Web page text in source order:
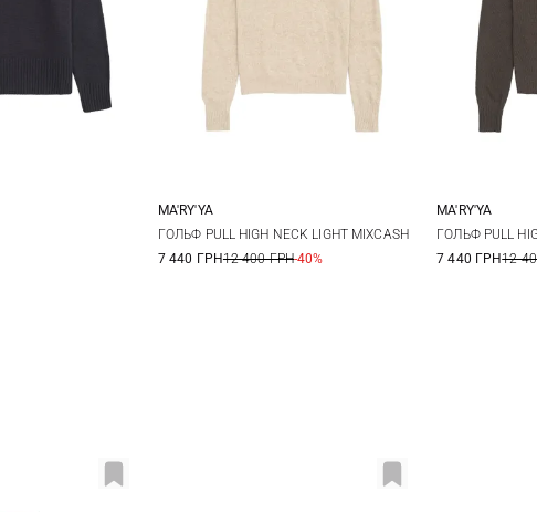
XS S M L
MA'RY'YA
ГОЛЬФ PULL HIGH NECK LIGHT MIXCASH
7 440 ГРН12 400 ГРН-40%
XS
MA'RY'YA
ГОЛЬФ PULL
7 440 ГРН12